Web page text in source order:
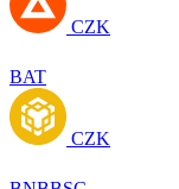
CZK
BAT
CZK